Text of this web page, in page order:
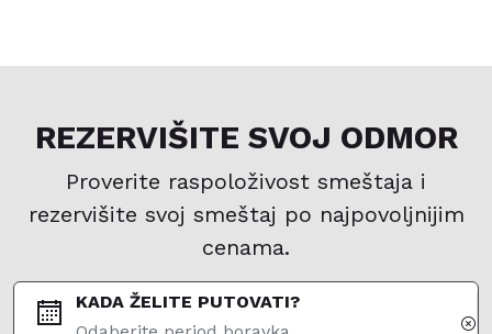
REZERVIŠITE SVOJ ODMOR
Proverite raspoloživost smeštaja i
rezervišite svoj smeštaj po najpovoljnijim
cenama.
KADA ŽELITE PUTOVATI?